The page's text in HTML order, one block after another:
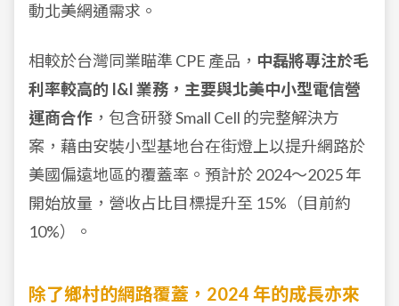
動北美網通需求。
相較於台灣同業瞄準 CPE 產品， 中磊將專注於毛
利率較高的 I&I 業務，主要與北美中小型電信營
運商合作 ，包含研發 Small Cell 的完整解決方
案，藉由安裝小型基地台在街燈上以提升網路於
美國偏遠地區的覆蓋率。預計於 2024～2025 年
開始放量，營收占比目標提升至 15%（目前約
10%）。
除了鄉村的網路覆蓋，2024 年的成長亦來